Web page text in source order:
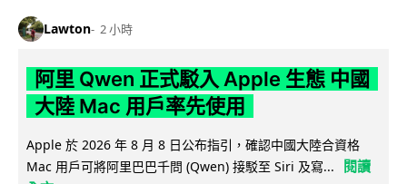
Lawton 2 小時
阿里 Qwen 正式駁入 Apple 生態 中國
大陸 Mac 用戶率先使用
Apple 於 2026 年 8 月 8 日公布指引，確認中國大陸合資格
Mac 用戶可將阿里巴巴千問 (Qwen) 接駁至 Siri 及寫...
閱讀